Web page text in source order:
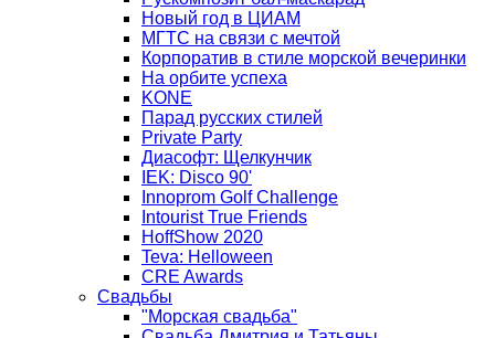
Новый год в ЦИАМ
МГТС на связи с мечтой
Корпоратив в стиле морской вечеринки
На орбите успеха
KONE
Парад русских стилей
Private Party
Диасофт: Щелкунчик
IEK: Disco 90'
Innoprom Golf Challenge
Intourist True Friends
HoffShow 2020
Teva: Helloween
CRE Awards
Свадьбы
"Морская свадьба"